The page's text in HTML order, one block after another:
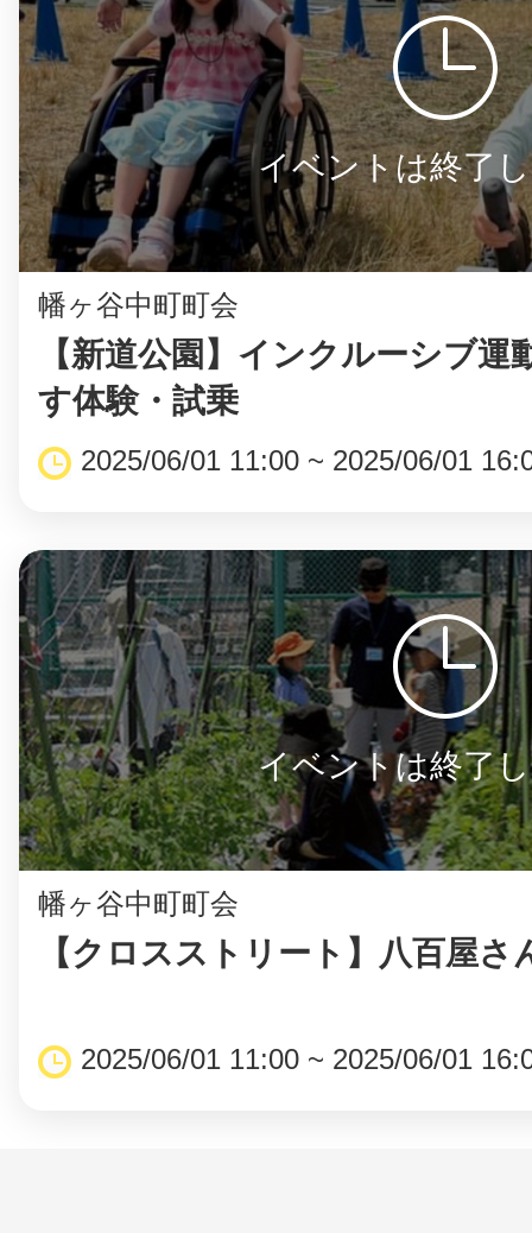
イベントは終了
幡ヶ谷中町町会
【新道公園】インクルーシブ運
す体験・試乗
2025/06/01 11:00 ~ 2025/06/01
イベントは終了
幡ヶ谷中町町会
【クロスストリート】八百屋さ
2025/06/01 11:00 ~ 2025/06/01